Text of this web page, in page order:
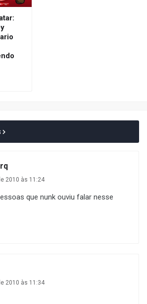
2010 às 11:24
que nunk ouviu falar nesse
2010 às 11:34